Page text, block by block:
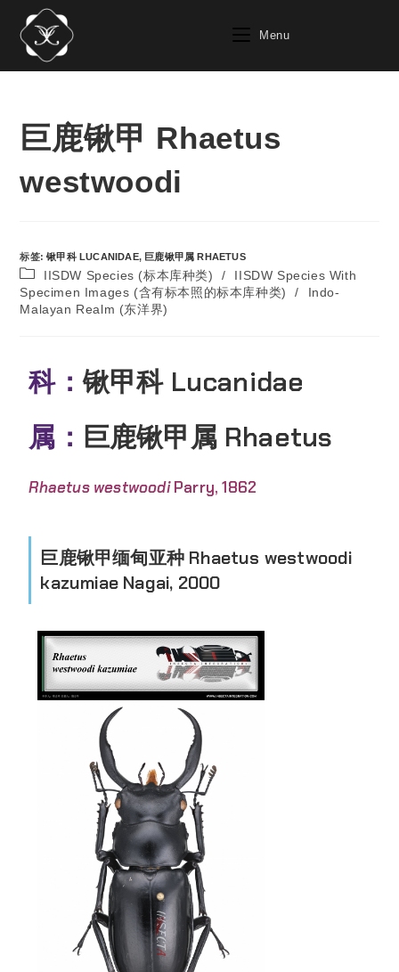
Menu
巨鹿锹甲 Rhaetus
westwoodi
标签:锹甲科 LUCANIDAE, 巨鹿锹甲属 RHAETUS
IISDW Species (标本库种类) /
IISDW Species With
Specimen Images (含有标本照的标本库种类)
/
Indo-
Malayan Realm (东洋界)
科：锹甲科 Lucanidae
属： 巨鹿锹甲属 Rhaetus
Rhaetus westwoodiParry, 1862
巨鹿锹甲缅甸亚种 Rhaetus westwoodi
kazumiae Nagai, 2000